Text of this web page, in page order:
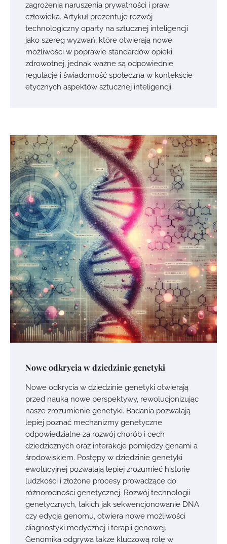
zagrożenia naruszenia prywatności i praw
człowieka. Artykuł prezentuje rozwój
technologiczny oparty na sztucznej inteligencji
jako szereg wyzwań, które otwierają nowe
możliwości w poprawie standardów opieki
zdrowotnej, jednak ważne są odpowiednie
regulacje i świadomość społeczna w kontekście
etycznych aspektów sztucznej inteligencji.
Nowe odkrycia w dziedzinie genetyki
Nowe odkrycia w dziedzinie genetyki otwierają
przed nauką nowe perspektywy, rewolucjonizując
nasze zrozumienie genetyki. Badania pozwalają
lepiej poznać mechanizmy genetyczne
odpowiedzialne za rozwój chorób i cech
dziedzicznych oraz interakcje pomiędzy genami a
środowiskiem. Postępy w dziedzinie genetyki
ewolucyjnej pozwalają lepiej zrozumieć historię
ludzkości i złożone procesy prowadzące do
różnorodności genetycznej. Rozwój technologii
genetycznych, takich jak sekwencjonowanie DNA
czy edycja genomu, otwiera nowe możliwości
diagnostyki medycznej i terapii genowej.
Genomika odgrywa także kluczową rolę w